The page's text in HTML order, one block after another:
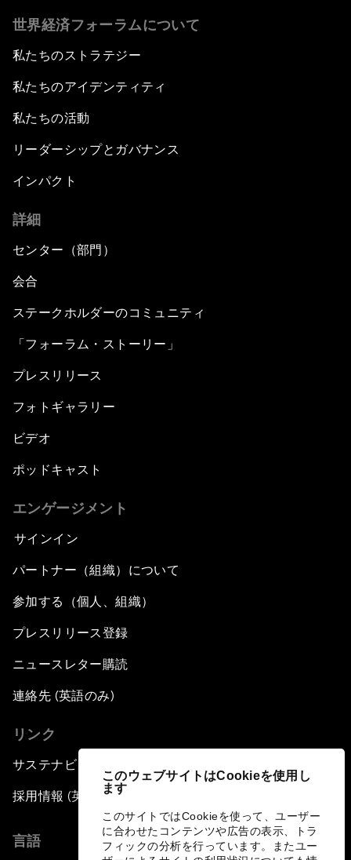
このウェブサイトはCookieを使用し
ます
このサイトではCookieを使って、ユーザー
に合わせたコンテンツや広告の表示、トラ
フィックの分析を行っています。またユー
世界経済フォーラムについて
私たちのストラテジー
私たちのアイデンティティ
私たちの活動
リーダーシップとガバナンス
インパクト
詳細
センター（部門）
会合
ステークホルダーのコミュニティ
「フォーラム・ストーリー」
プレスリリース
フォトギャラリー
ビデオ
ポッドキャスト
エンゲージメント
サインイン
パートナー（組織）について
参加する（個人、組織）
プレスリリース登録
ニュースレター購読
連絡先 (英語のみ)
リンク
サステナビリティへの取り組み
採用情報 (英語のみ)
言語